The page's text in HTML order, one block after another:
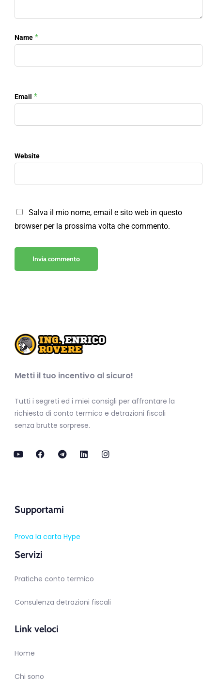
Name *
Email *
Website
Salva il mio nome, email e sito web in questo
browser per la prossima volta che commento.
Metti il tuo incentivo al sicuro!
Tutti i segreti ed i miei consigli per affrontare la
richiesta di conto termico e detrazioni fiscali
senza brutte sorprese.
Supportami
Prova la carta Hype
Servizi
Pratiche conto termico
Consulenza detrazioni fiscali
Link veloci
Home
Chi sono